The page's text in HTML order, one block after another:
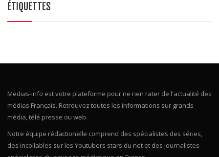
ÉTIQUETTES
Medias-info est votre plateforme pour ne rien rater de l'actualité des
médias Français. Retrouvez toutes les informations sur grands
média, télé presse ou web.
Notre équipe rédactionelle comprend des spécialistes des séries,
des incollables sur les Youtubers stars du net et des journalistes